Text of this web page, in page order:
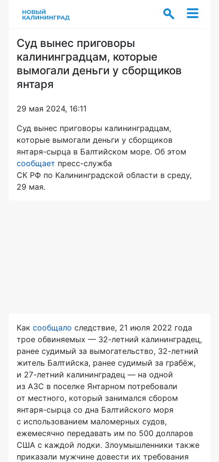
Суд вынес приговоры
калининградцам, которые
вымогали деньги у сборщиков
янтаря
29 мая 2024, 16:11
Суд вынес приговоры калининградцам,
которые вымогали деньги у сборщиков
янтаря-сырца в Балтийском море. Об этом
сообщает пресс-служба
СК РФ по Калининградской области в среду,
29 мая.
Как сообщало следствие, 21 июля 2022 года
трое обвиняемых — 32-летний калининградец,
ранее судимый за вымогательство, 32-летний
житель Балтийска, ранее судимый за грабёж,
и 27-летний калининградец — на одной
из АЗС в поселке Янтарном потребовали
от местного, который занимался сбором
янтаря-сырца со дна Балтийского моря
с использованием маломерных судов,
ежемесячно передавать им по 500 долларов
США с каждой лодки. Злоумышленники также
приказали мужчине довести их требования